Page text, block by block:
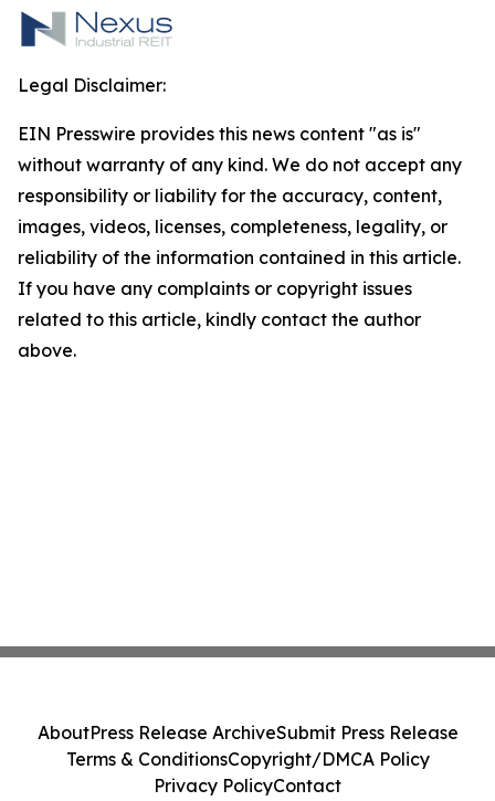
Legal Disclaimer:
EIN Presswire provides this news content "as is"
without warranty of any kind. We do not accept any
responsibility or liability for the accuracy, content,
images, videos, licenses, completeness, legality, or
reliability of the information contained in this article.
If you have any complaints or copyright issues
related to this article, kindly contact the author
above.
AboutPress Release ArchiveSubmit Press Release
Terms & ConditionsCopyright/DMCA Policy
Privacy PolicyContact